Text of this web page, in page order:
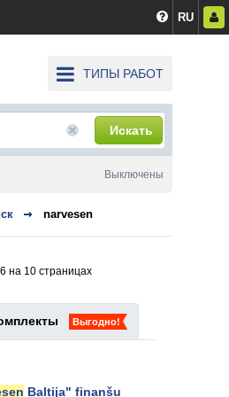
RU
ТИПЫ РАБОТ
Искать
narvesen
на 10 страницах
Выгодно!
Baltija" finanšu
Выключены